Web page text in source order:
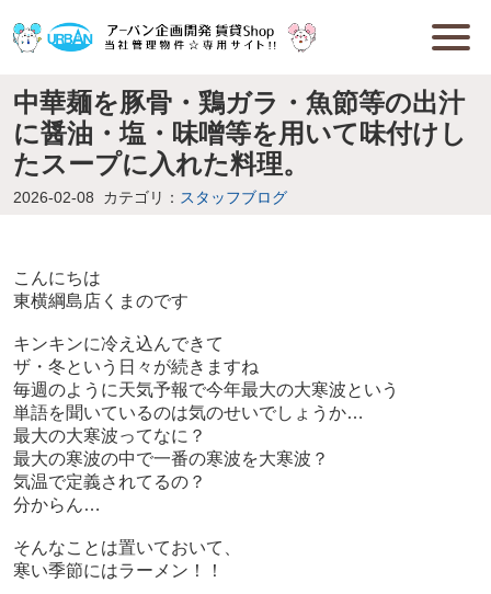
中華麺を豚骨・鶏ガラ・魚節等の出汁
に醤油・塩・味噌等を用いて味付けし
たスープに入れた料理。
2026-02-08 カテゴリ： スタッフブログ
こんにちは
東横綱島店くまのです
キンキンに冷え込んできて
ザ・冬という日々が続きますね
毎週のように天気予報で今年最大の大寒波という
単語を聞いているのは気のせいでしょうか…
最大の大寒波ってなに？
最大の寒波の中で一番の寒波を大寒波？
気温で定義されてるの？
分からん…
そんなことは置いておいて、
寒い季節にはラーメン！！